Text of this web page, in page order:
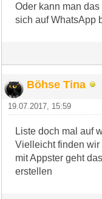
Oder kann man
sich auf WhatsApp
Böhse Tina
19.07.2017, 15:59
Liste doch mal auf
Vielleicht finden wir
mit Appster geht
erstellen